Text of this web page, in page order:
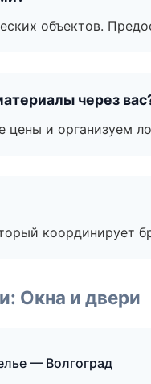
объектов.
через
и организуем
координирует
Окна и двери
— Волгоград